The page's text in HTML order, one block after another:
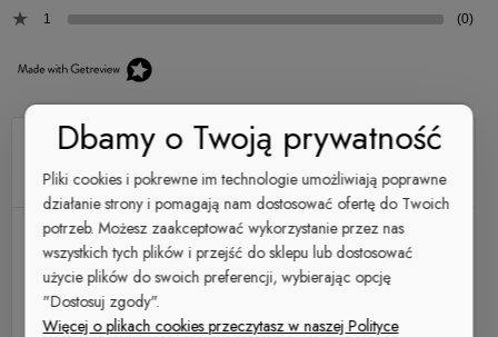
S
L
XXL
Spodenki treningowe CZARNE
zobacz galerię (3)
Spodenki treningowe CZARNE
Do koszyka
1 (0)
RADZIASSS666
Opinia zweryfikowana
Ocena produktu:
Ocena sklepu:
Ocena dostawy:
Dodatkowy komentarz:
Dbamy o Twoją prywatność
Pliki cookies i pokrewne im technologie umożliwiają poprawne
działanie strony i pomagają nam dostosować ofertę do Twoich
potrzeb. Możesz zaakceptować wykorzystanie przez nas
wszystkich tych plików i przejść do sklepu lub dostosować
użycie plików do swoich preferencji, wybierając opcję
"Dostosuj zgody".
Więcej o plikach cookies przeczytasz w naszej Polityce